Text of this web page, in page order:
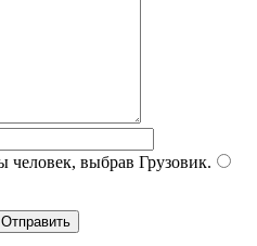
человек, выбрав Грузовик.